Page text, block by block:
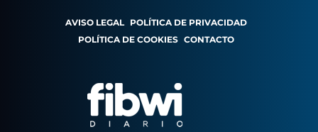
AVISO LEGAL POLÍTICA DE PRIVACIDAD
POLÍTICA DE COOKIES CONTACTO